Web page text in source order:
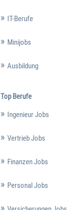
IT-Berufe
Minijobs
Ausbildung
Top Berufe
Ingenieur Jobs
Vertrieb Jobs
Finanzen Jobs
Personal Jobs